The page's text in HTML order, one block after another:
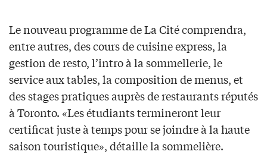
Le nouveau programme de La Cité comprendra,
entre autres, des cours de cuisine express, la
gestion de resto, l’intro à la sommellerie, le
service aux tables, la composition de menus, et
des stages pratiques auprès de restaurants réputés
à Toronto. «Les étudiants termineront leur
certificat juste à temps pour se joindre à la haute
saison touristique», détaille la sommelière.